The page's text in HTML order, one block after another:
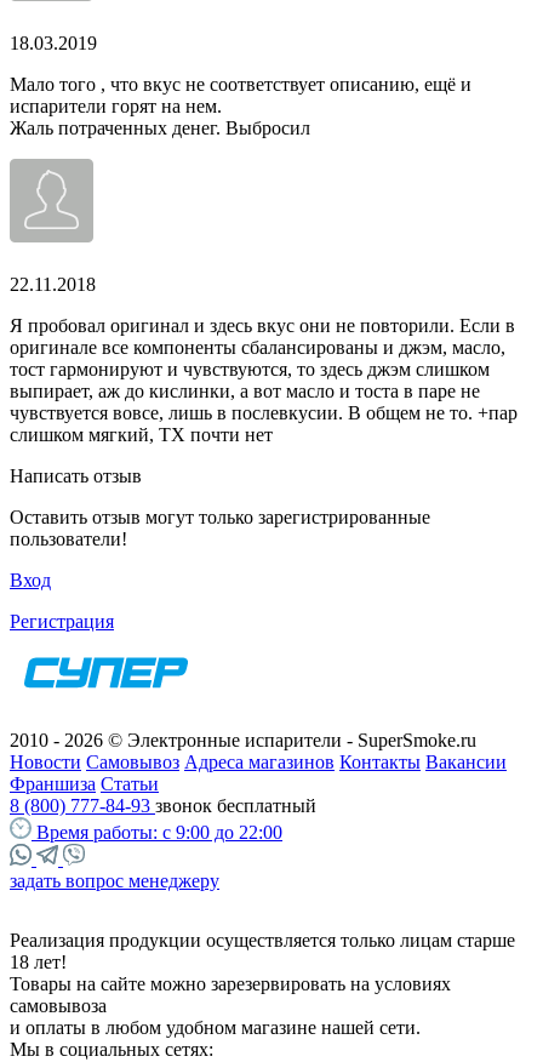
18.03.2019
Мало того , что вкус не соответствует описанию, ещё и
испарители горят на нем.
Жаль потраченных денег. Выбросил
22.11.2018
Я пробовал оригинал и здесь вкус они не повторили. Если в
оригинале все компоненты сбалансированы и джэм, масло,
тост гармонируют и чувствуются, то здесь джэм слишком
выпирает, аж до кислинки, а вот масло и тоста в паре не
чувствуется вовсе, лишь в послевкусии. В общем не то. +пар
слишком мягкий, ТХ почти нет
Написать отзыв
Оставить отзыв могут только зарегистрированные
пользователи!
Вход
Регистрация
2010 - 2026 © Электронные испарители - SuperSmoke.ru
Новости Самовывоз Адреса магазинов Контакты Вакансии
Франшиза Статьи
8 (800) 777-84-93 звонок бесплатный
Время работы: с 9:00 до 22:00
задать вопрос менеджеру
Реализация продукции осуществляется только лицам старше
18 лет!
Товары на сайте можно зарезервировать на условиях
самовывоза
и оплаты в любом удобном магазине нашей сети.
Мы в социальных сетях: